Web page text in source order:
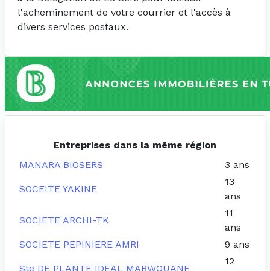
l'acheminement de votre courrier et l'accès à
divers services postaux.
Entreprises dans la même région
MANARA BIOSERS
3 ans
SOCEITE YAKINE
13
ans
SOCIETE ARCHI-TK
11
ans
SOCIETE PEPINIERE AMRI
9 ans
Ste DE PLANTE IDEAL MARWOUANE
12